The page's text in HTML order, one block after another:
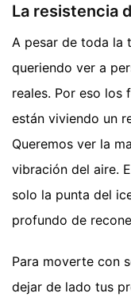
La resistencia
A pesar de toda la
queriendo ver a
reales. Por eso los
están viviendo un
Queremos ver la
vibración del aire.
solo la punta del
profundo de
Para moverte con
dejar de lado tus